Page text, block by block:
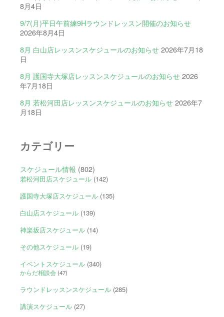
8月4日
9/7(月)平日午前練9Hラウンドレッスン開催のお知らせ
2026年8月4日
8月 白山店レッスンスケジュールのお知らせ 2026年7月18
日
8月 護国寺大塚店レッスンスケジュールのお知らせ 2026
年7月18日
8月 若松河田店レッスンスケジュールのお知らせ 2026年7
月18日
カテゴリー
スケジュール情報 (802)
若松河田店スケジュール(142)
護国寺大塚店スケジュール(135)
白山店スケジュール(139)
神楽坂店スケジュール(14)
その他スケジュール(19)
イベントスケジュール(340)
からだ相談会(47)
ラウンドレッスンスケジュール(285)
講演スケジュール(27)